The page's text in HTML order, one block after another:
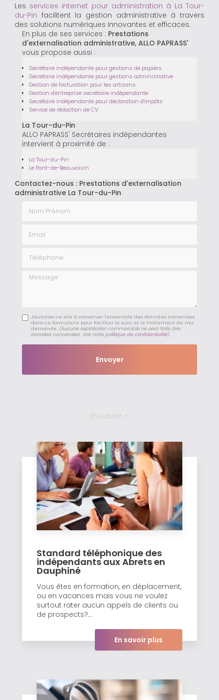
Les services internet pour administration à La Tour-
du-Pin facilitent la gestion administrative à travers
des solutions numériques innovantes et efficaces.
En plus de ses services : Prestations
d'externalisation administrative, ALLO PAPRASS'
vous propose aussi :
Secrétaire indépendante pour gestions de papiers
Secrétaire indépendante pour gestions administrative
Gestion de facturation pour les artisans
Gestion d'entreprise secrétaire indépendante
Secrétaire indépendante pour déclaration d'impôts
Service de rédaction de CV
La Tour-du-Pin
ALLO PAPRASS' Secrétaires indépendantes
intervient à proximité de :
La Tour-du-Pin
Le Pont-de-Beauvoisin
Contactez-nous : Prestations d'externalisation
administrative La Tour-du-Pin
Message
J'autorise ce site à conserver l'ensemble des données transmises
dans ce formulaire pour faciliter le suivi et le traitement de ma
demande. (Aucune exploitation commerciale ne sera faite des
données concervées. Voir notre politique de confidentialité)
En savoir +
Standard téléphonique des
indépendants aux Abrets en
Dauphiné
Vous êtes en formation, en déplacement,
ou en vacances mais vous ne voulez
surtout rater aucun appels de clients ou
de prospects?...
En savoir plus